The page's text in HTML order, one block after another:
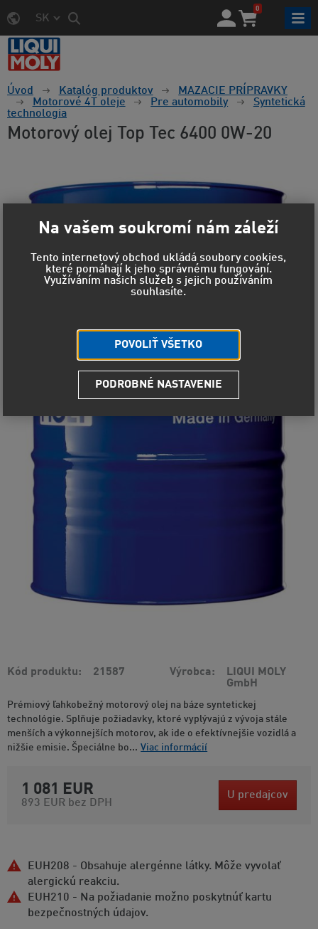
SK
0
Úvod Katalóg produktov
MAZACIE PRÍPRAVKY
Motorové 4T oleje
Pre automobily
Syntetická
technologia
Motorový olej Top Tec 6400 0W-20
Kód produktu 21587 Výrobca
LIQUI MOLY
GmbH
Prémiový ľahkobežný motorový olej na báze syntetickej
technológie. Splňuje požiadavky, ktoré vyplývajú z vývoja stále
menších a výkonnejších motorov, ak ide o efektívnejšie vozidlá a
nižšie emisie. Špeciálne bo... Viac informácií
1 081 EUR
893 EUR bez DPH
U predajcov
EUH208 - Obsahuje alergénne látky. Môže vyvolať
alergickú reakciu.
EUH210 - Na požiadanie možno poskytnúť kartu
bezpečnostných údajov.
Na vašem soukromí nám záleží
Tento internetový obchod ukládá soubory cookies,
které pomáhají k jeho správnému fungování.
Využíváním našich služeb s jejich používáním
souhlasíte.
POVOLIŤ VŠETKO
PODROBNÉ NASTAVENIE